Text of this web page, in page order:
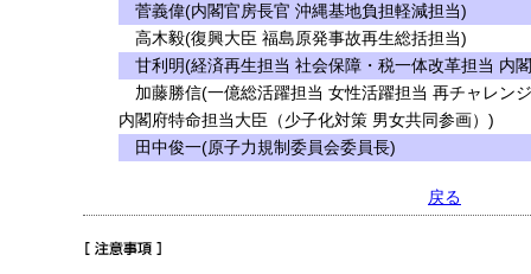
菅義偉(内閣官房長官 沖縄基地負担軽減担当)
高木毅(復興大臣 福島原発事故再生総括担当)
甘利明(経済再生担当 社会保障・税一体改革担当 内
加藤勝信(一億総活躍担当 女性活躍担当 再チャレン
内閣府特命担当大臣（少子化対策 男女共同参画）)
田中俊一(原子力規制委員会委員長)
戻る